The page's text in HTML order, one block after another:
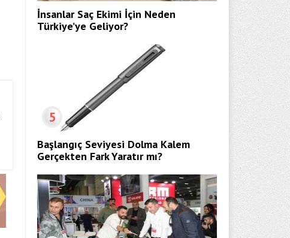
İnsanlar Saç Ekimi İçin Neden
Türkiye’ye Geliyor?
5
Başlangıç Seviyesi Dolma Kalem
Gerçekten Fark Yaratır mı?